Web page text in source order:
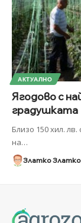
АКТУАЛНО
Ягодово с
градушката
Близо 150 хил.
на…
Златко